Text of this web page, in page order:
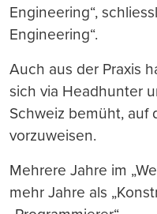
Engineering“,
Engineering“.
Auch aus der Praxis
sich via Headhunter
Schweiz bemüht, auf
vorzuweisen.
Mehrere Jahre im
mehr Jahre als